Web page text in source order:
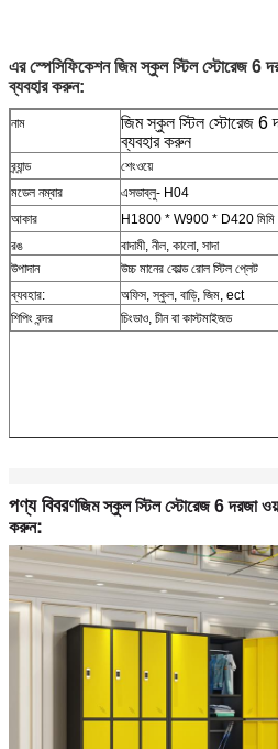
এর স্পেসিফিকেশনজিম স্কুল স্টিল স্টোরেজ 6
ব্যবহার করুন:
নাম
জিম স্কুল স্টিল স্টোরেজ 6
ব্যবহার করুন
ব্র্যান্ড
শেংওয়ে
মডেল নম্বার
এসডাব্লু- H04
আকার
H1800 * W900 * D420 মিমি
রঙ
বাদামী, নীল, কালো, সাদা
উপাদান
উচ্চ মানের কোল্ড রোল স্টিল প্লেট
ব্যবহার:
অফিস, স্কুল, বাড়ি, জিম, ect
শিপিং বন্দর
চিংডাও, চীন বা কাস্টমাইজড
পণ্য বিবরণজিম স্কুল স্টিল স্টোরেজ 6 দরজা
করুন: